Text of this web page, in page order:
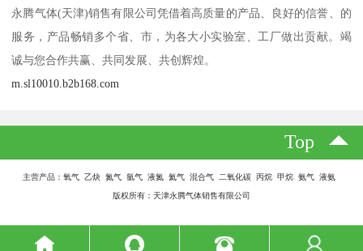
永腾气体(天津)销售有限公司凭借着高质量的产品、良好的信誉、的
服务，产品畅销多个省、市，为各大小实验室、工厂做出贡献。竭
诚与您合作共赢、共同发展、共创辉煌。
m.sl10010.b2b168.com
Top
主营产品：氧气 乙炔 氮气 氩气 液氮 氦气 混合气 二氧化碳 丙烷 甲烷 氨气 液氨
版权所有：天津永腾气体销售有限公司